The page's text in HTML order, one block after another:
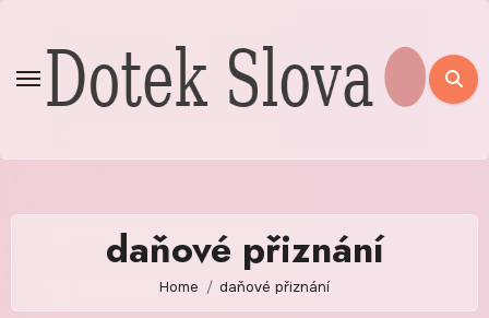
content
daňové přiznání
Home daňové přiznání